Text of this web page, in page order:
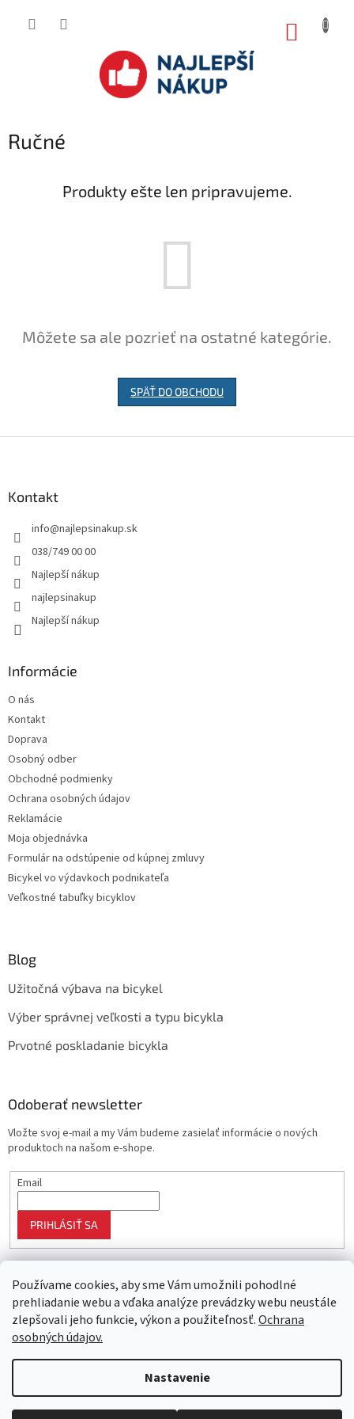
Používame cookies, aby sme Vám umožnili pohodlné
prehliadanie webu a vďaka analýze prevádzky webu neustále
zlepšovali jeho funkcie, výkon a použiteľnosť.Ochrana
osobných údajov.
Nastavenie
Objednaný tovar si môžete prevziať osobne v predajni SELEKTRA,
Ručné
Produkty ešte len pripravujeme.
Môžete sa ale pozrieť na ostatné kategórie.
SPÄŤ DO OBCHODU
Kontakt
info@najlepsinakup.sk
038/749 00 00
Najlepší nákup
najlepsinakup
Najlepší nákup
Informácie
O nás
Kontakt
Doprava
Osobný odber
Obchodné podmienky
Ochrana osobných údajov
Reklamácie
Moja objednávka
Formulár na odstúpenie od kúpnej zmluvy
Bicykel vo výdavkoch podnikateľa
Veľkostné tabuľky bicyklov
Blog
Užitočná výbava na bicykel
Výber správnej veľkosti a typu bicykla
Prvotné poskladanie bicykla
Odoberať newsletter
Vložte svoj e-mail a my Vám budeme zasielať informácie o nových
produktoch na našom e-shope.
Email
PRIHLÁSIŤ SA
Vytvoril Shoptet
Copyright 2026Najlepší nákup. Všetky práva vyhradené.Upraviť